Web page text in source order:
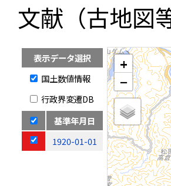
文献（古地図
表示データ選択
国土数値情報
行政界変遷DB
基準年月日
1920-01-01
+
−